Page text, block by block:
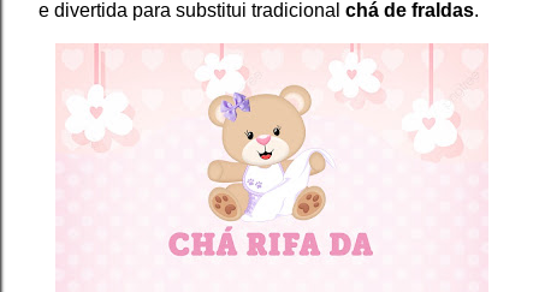
e divertida para substitui tradicional chá de fraldas.